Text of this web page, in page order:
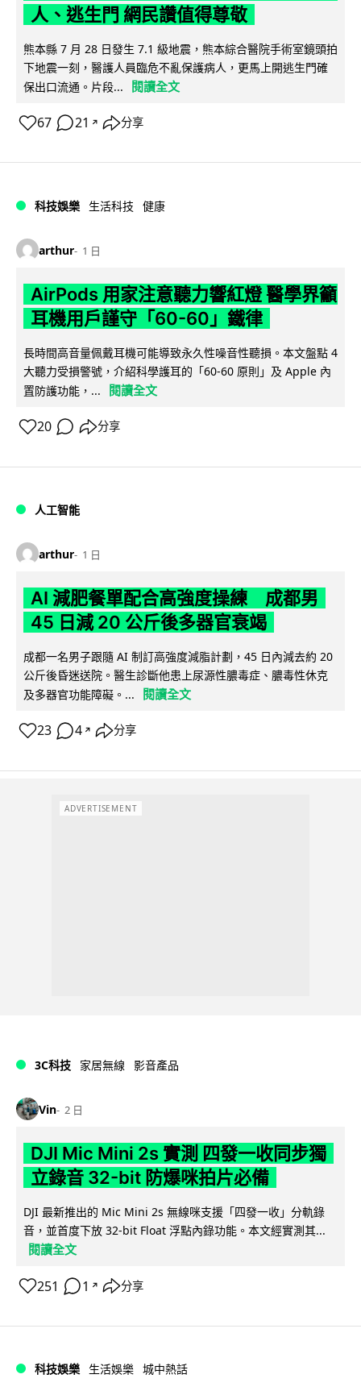
人、逃生門 網民讚值得尊敬
熊本縣 7 月 28 日發生 7.1 級地震，熊本綜合醫院手術室鏡頭拍
下地震一刻，醫護人員臨危不亂保護病人，更馬上開逃生門確
保出口流通。片段...
閱讀全文
67 21 ↗ 分享
科技娛樂 生活科技 健康
arthur 1 日
AirPods 用家注意聽力響紅燈 醫學界籲
耳機用戶謹守「60-60」鐵律
長時間高音量佩戴耳機可能導致永久性噪音性聽損。本文盤點 4
大聽力受損警號，介紹科學護耳的「60-60 原則」及 Apple 內
置防護功能，...
閱讀全文
20 分享
人工智能
arthur 1 日
AI 減肥餐單配合高強度操練 成都男
45 日減 20 公斤後多器官衰竭
成都一名男子跟隨 AI 制訂高強度減脂計劃，45 日內減去約 20
公斤後昏迷送院。醫生診斷他患上尿源性膿毒症、膿毒性休克
及多器官功能障礙。...
閱讀全文
23 4 ↗ 分享
ADVERTISEMENT
3C科技 家居無線 影音產品
Vin 2 日
DJI Mic Mini 2s 實測 四發一收同步獨
立錄音 32-bit 防爆咪拍片必備
DJI 最新推出的 Mic Mini 2s 無線咪支援「四發一收」分軌錄
音，並首度下放 32-bit Float 浮點內錄功能。本文經實測其...
閱讀全文
251 1 ↗ 分享
科技娛樂 生活娛樂 城中熱話